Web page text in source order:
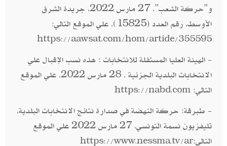
و"حركة الشعب"، 27 مارس 2022، جريدة الشرق
الأوسط، رقم العدد (15825)، علي الموقع التالي:
https://aawsat.com/hom/artide/355595
- الهيئة العليا المستقلة للانتخابات : هذه نسب الإقبال علي
الانتخابات البلدية الجزئية ، 28 مارس 2022، علي الموقع
التالي: https://nabd.com
- طبرقة: حركة النهضة في صدارة نتائج الانتخابات البلدية،
تليفزيون نسمة التونسي، 27 مارس 2022 علي الموقع
التالي:https://www.nessma.tv/ar